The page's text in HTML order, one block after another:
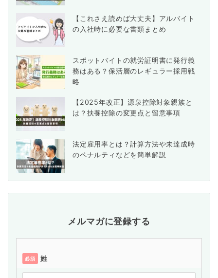
【これさえ読めば大丈夫】アルバイト
の入社時に必要な書類まとめ
スポットバイトの就労証明書に発行義
務はある？保活層のレギュラー採用戦
略
【2025年改正】源泉控除対象親族と
は？扶養控除の変更点と留意事項
法定雇用率とは？計算方法や未達成時
のペナルティなどを簡単解説
メルマガに登録する
必須 姓